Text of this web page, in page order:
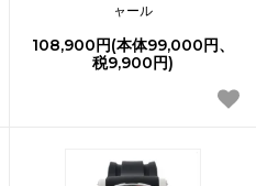
ャール
108,900円(本体99,000円、
税9,900円)